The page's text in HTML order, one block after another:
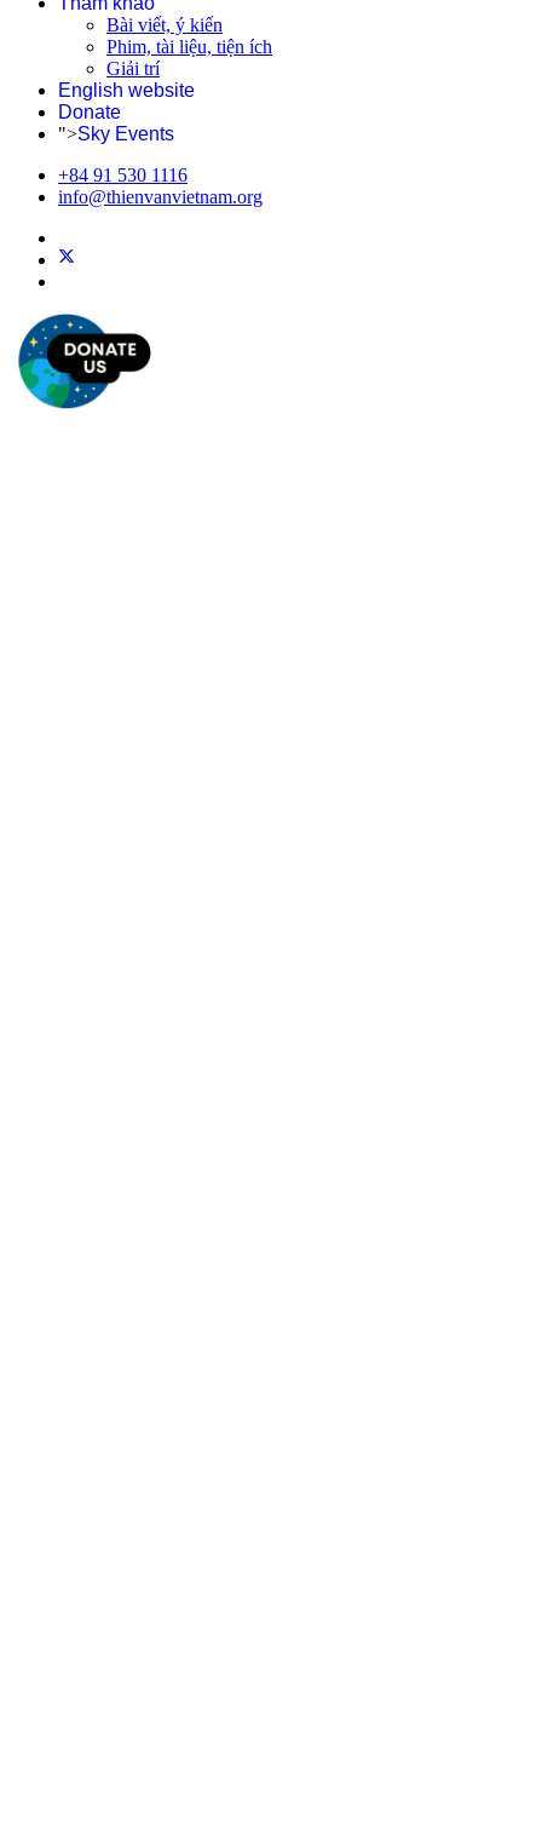
Bài viết, ý kiến
Phim, tài liệu, tiện ích
Giải trí
English website
Donate
">Sky Events
+84 91 530 1116
info@thienvanvietnam.org